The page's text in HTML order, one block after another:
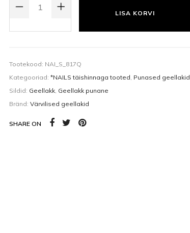
LISA KORVI
Tootekood: NAI_S_817Q
Kategooriad: *NAILS täishinnaga tooted Punased geellakid
Sildid: Geellakk Geellakk punane
Bränd: Värvilised geellakid
SHARE ON